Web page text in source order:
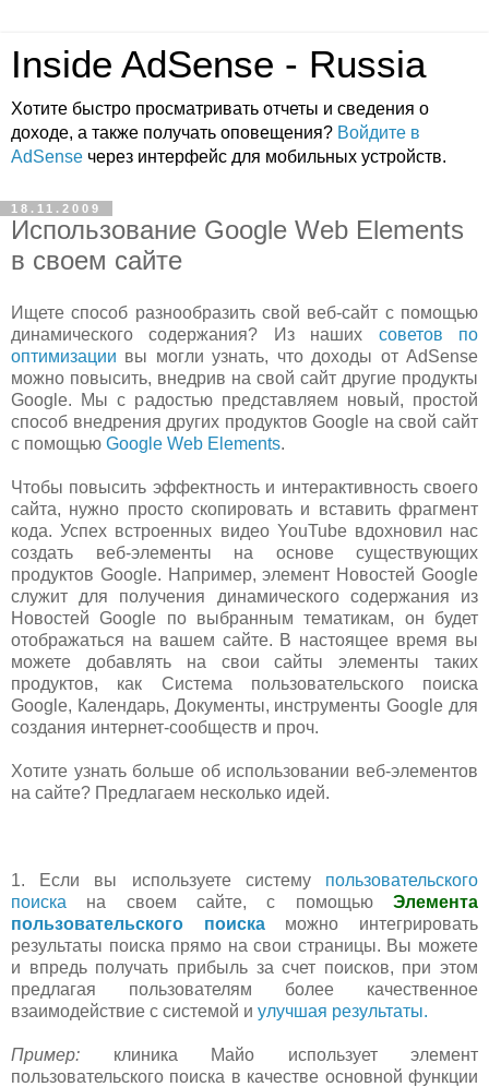
Inside AdSense - Russia
Хотите быстро просматривать отчеты и сведения о
доходе, а также получать оповещения? Войдите в
AdSense через интерфейс для мобильных устройств.
18.11.2009
Использование Google Web Elements
в своем сайте
Ищете способ разнообразить свой веб-сайт с помощью
динамического содержания? Из наших советов по
оптимизации вы могли узнать, что доходы от AdSense
можно повысить, внедрив на свой сайт другие продукты
Google. Мы с радостью представляем новый, простой
способ внедрения других продуктов Google на свой сайт
с помощью Google Web Elements.
Чтобы повысить эффектность и интерактивность своего
сайта, нужно просто скопировать и вставить фрагмент
кода. Успех встроенных видео YouTube вдохновил нас
создать веб-элементы на основе существующих
продуктов Google. Например, элемент Новостей Google
служит для получения динамического содержания из
Новостей Google по выбранным тематикам, он будет
отображаться на вашем сайте. В настоящее время вы
можете добавлять на свои сайты элементы таких
продуктов, как Система пользовательского поиска
Google, Календарь, Документы, инструменты Google для
создания интернет-сообществ и проч.
Хотите узнать больше об использовании веб-элементов
на сайте? Предлагаем несколько идей.
1. Если вы используете систему
пользовательского
поиска на своем сайте, с помощью Элемента
пользовательского поискаможно интегрировать
результаты поиска прямо на свои страницы. Вы можете
и впредь получать прибыль за счет поисков, при этом
предлагая пользователям более качественное
взаимодействие с системой и улучшая результаты.
Пример: клиника Майо использует элемент
пользовательского поиска в качестве основной функции